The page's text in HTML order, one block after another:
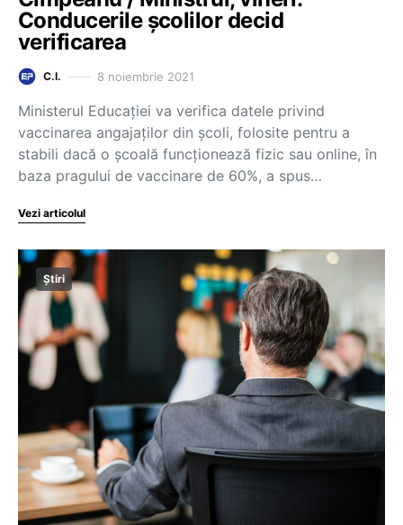
Conducerile școlilor decid
verificarea
C.I. 8 noiembrie 2021
Ministerul Educației va verifica datele privind
vaccinarea angajaților din școli, folosite pentru a
stabili dacă o școală funcționează fizic sau online, în
baza pragului de vaccinare de 60%, a spus…
Vezi articolul
Știri